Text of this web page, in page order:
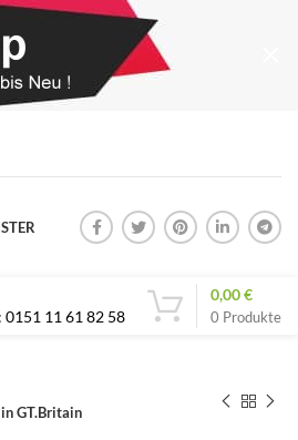
11 61 82 58 0 Produkte
0,00€
GT.Britain